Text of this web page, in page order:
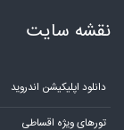
نقشه سایت
دانلود اپلیکیشن اندروید
تورهای ویژه اقساطی